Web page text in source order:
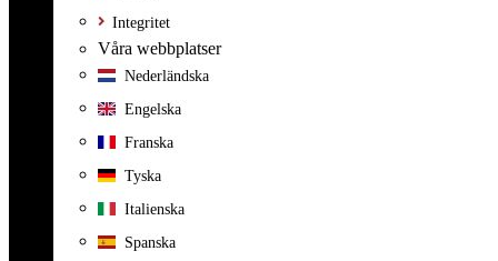
Integritet
Våra webbplatser
Nederländska
Engelska
Franska
Tyska
Italienska
Spanska